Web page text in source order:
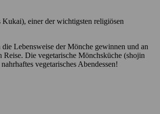
einer der wichtigsten religiösen
Lebensweise der Mönche gewinnen und an
Die vegetarische Mönchsküche (shojin
vegetarisches Abendessen!